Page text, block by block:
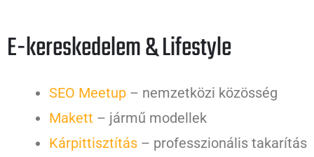
E-kereskedelem & Lifestyle
SEO Meetup – nemzetközi közösség
Makett – jármű modellek
Kárpittisztítás – professzionális takarítás